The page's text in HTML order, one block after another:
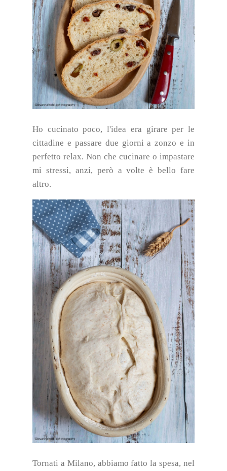
Ho cucinato poco, l'idea era girare per le
cittadine e passare due giorni a zonzo e in
perfetto relax. Non che cucinare o impastare
mi stressi, anzi, però a volte è bello fare
altro.
Tornati a Milano, abbiamo fatto la spesa, nel